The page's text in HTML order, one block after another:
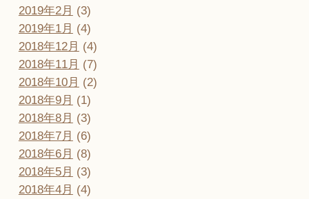
2019年2月 (3)
2019年1月 (4)
2018年12月 (4)
2018年11月 (7)
2018年10月 (2)
2018年9月 (1)
2018年8月 (3)
2018年7月 (6)
2018年6月 (8)
2018年5月 (3)
2018年4月 (4)